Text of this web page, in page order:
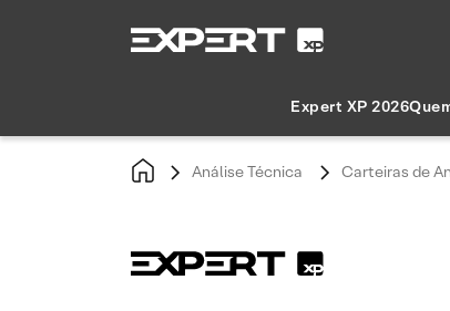
Expert XP 2026
Análise Técnica Carteiras de